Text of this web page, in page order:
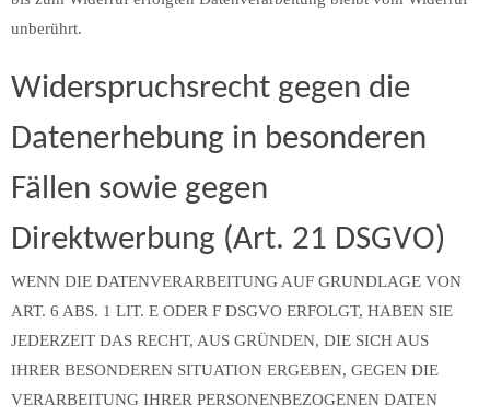
unberührt.
Widerspruchsrecht gegen die
Datenerhebung in besonderen
Fällen sowie gegen
Direktwerbung (Art. 21 DSGVO)
WENN DIE DATENVERARBEITUNG AUF GRUNDLAGE VON
ART. 6 ABS. 1 LIT. E ODER F DSGVO ERFOLGT, HABEN SIE
JEDERZEIT DAS RECHT, AUS GRÜNDEN, DIE SICH AUS
IHRER BESONDEREN SITUATION ERGEBEN, GEGEN DIE
VERARBEITUNG IHRER PERSONENBEZOGENEN DATEN